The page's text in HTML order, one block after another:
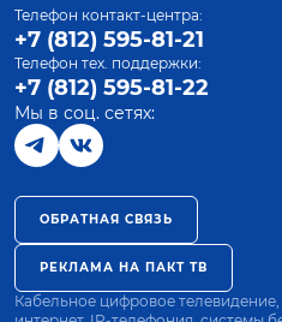
Телефон контакт-центра:
+7 (812) 595-81-21
Телефон тех. поддержки:
+7 (812) 595-81-22
Мы в соц. сетях:
ОБРАТНАЯ СВЯЗЬ
РЕКЛАМА НА ПАКТ ТВ
Кабельное цифровое